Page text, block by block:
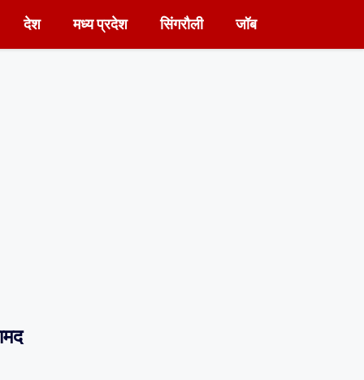
देश मध्य प्रदेश सिंगरौली जॉब